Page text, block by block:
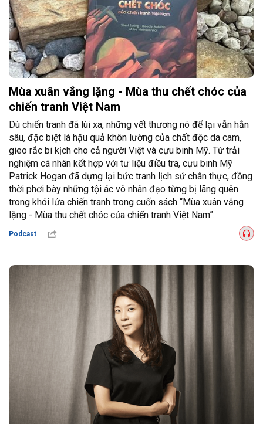
Mùa xuân vắng lặng - Mùa thu chết chóc của
chiến tranh Việt Nam
Dù chiến tranh đã lùi xa, những vết thương nó để lại vẫn hằn
sâu, đặc biệt là hậu quả khôn lường của chất độc da cam,
gieo rắc bi kịch cho cả người Việt và cựu binh Mỹ. Từ trải
nghiệm cá nhân kết hợp với tư liệu điều tra, cựu binh Mỹ
Patrick Hogan đã dựng lại bức tranh lịch sử chân thực, đồng
thời phơi bày những tội ác vô nhân đạo từng bị lãng quên
trong khói lửa chiến tranh trong cuốn sách “Mùa xuân vắng
lặng - Mùa thu chết chóc của chiến tranh Việt Nam”.
Podcast